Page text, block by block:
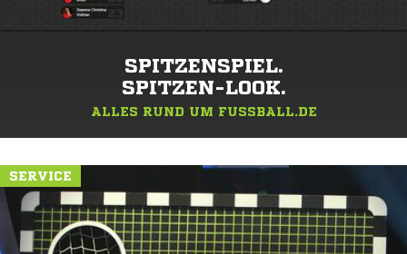
SPITZENSPIEL.
SPITZEN-LOOK.
ALLES RUND UM FUSSBALL.DE
SERVICE